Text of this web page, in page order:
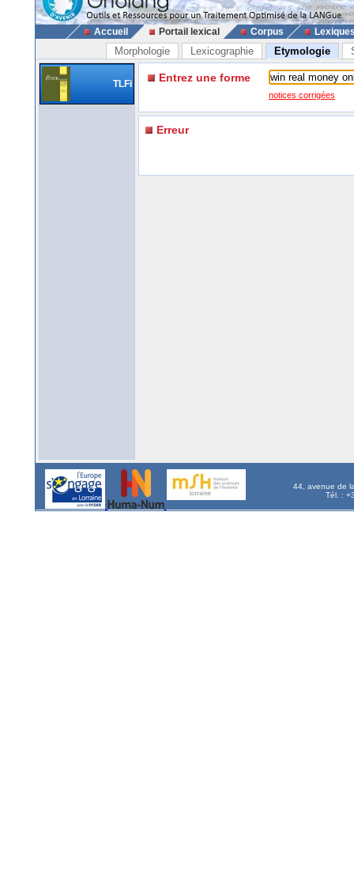
Accueil Portail lexical Corpus
Morphologie Lexicographie Etymologie
TLFi Entrez une forme
notices corrigées
Erreur
44, avenue de
Tél. :